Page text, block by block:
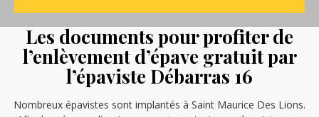
Les documents pour profiter de
l’enlèvement d’épave gratuit par
l’épaviste Débarras 16
Nombreux épavistes sont implantés à Saint Maurice Des Lions.